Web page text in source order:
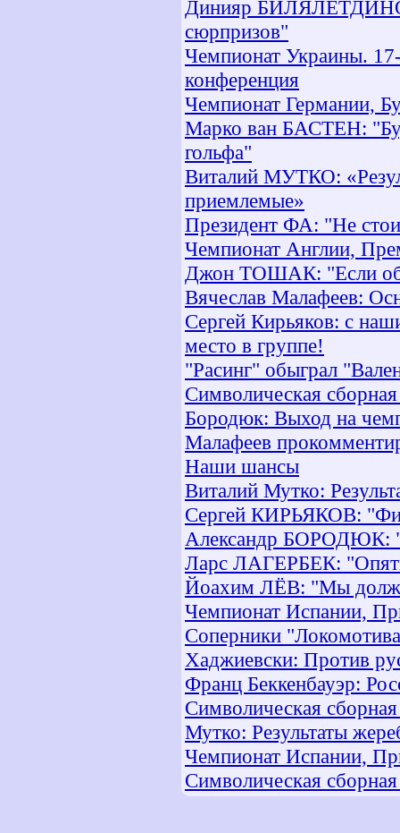
Динияр
сюрпризов"
Чемпионат Украины.
конференция
Чемпионат Германии,
Марко ван БАСТЕН:
гольфа"
Виталий МУТКО:
приемлемые»
Президент ФА: "Не
Чемпионат Англии,
Джон ТОШАК: "Если
Вячеслав Малафеев:
Сергей Кирьяков: с
место в группе!
"Расинг" обыграл
Символическая
Бородюк: Выход на
Малафеев
Наши шансы
Виталий Мутко:
Сергей КИРЬЯКОВ:
Александр БОРОДЮК:
Ларс ЛАГЕРБЕК:
Йоахим ЛЁВ: "Мы
Чемпионат Испании,
Соперники
Хаджиевски: Против
Франц Беккенбауэр:
Символическая
Мутко: Результаты
Чемпионат Испании,
Символическая